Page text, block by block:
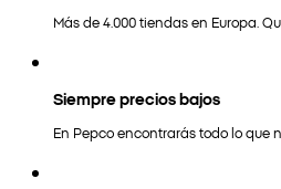
Más de 4.000 tiendas en Europa.
Siempre precios bajos
En Pepco encontrarás todo lo que